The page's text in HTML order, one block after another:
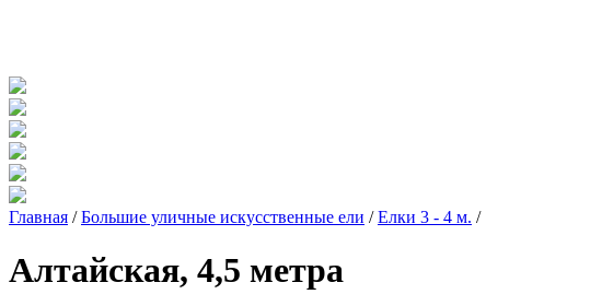
Главная / Большие уличные искусственные ели / Елки 3 - 4 м. /
Алтайская, 4,5 метрa